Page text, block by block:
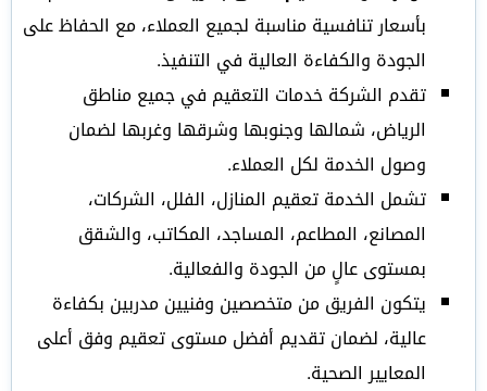
بأسعار تنافسية مناسبة لجميع العملاء، مع الحفاظ على
الجودة والكفاءة العالية في التنفيذ.
تقدم الشركة خدمات التعقيم في جميع مناطق
الرياض، شمالها وجنوبها وشرقها وغربها لضمان
وصول الخدمة لكل العملاء.
تشمل الخدمة تعقيم المنازل، الفلل، الشركات،
المصانع، المطاعم، المساجد، المكاتب، والشقق
بمستوى عالٍ من الجودة والفعالية.
يتكون الفريق من متخصصين وفنيين مدربين بكفاءة
عالية، لضمان تقديم أفضل مستوى تعقيم وفق أعلى
المعايير الصحية.